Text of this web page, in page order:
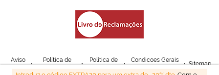
Aviso
Legal
Política de
Privacidade
Política de
Cookies
Condicoes Gerais
de Venda
Sitemap